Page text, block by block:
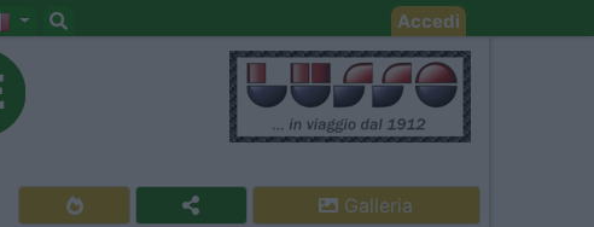
Accedi
Galleria